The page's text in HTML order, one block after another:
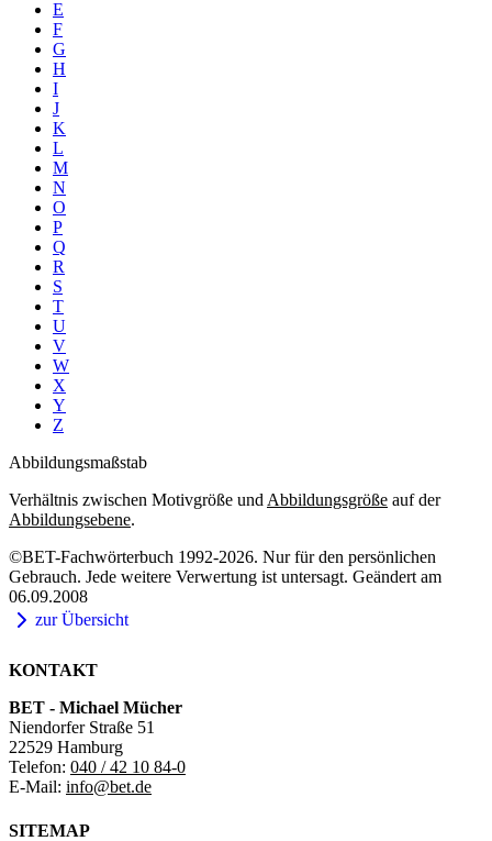
E
F
G
H
I
J
K
L
M
N
O
P
Q
R
S
T
U
V
W
X
Y
Z
Abbildungsmaßstab
Verhältnis zwischen Motivgröße und Abbildungsgröße auf der
Abbildungsebene.
©BET-Fachwörterbuch 1992-2026. Nur für den persönlichen
Gebrauch. Jede weitere Verwertung ist untersagt. Geändert am
06.09.2008
zur Übersicht
KONTAKT
BET - Michael Mücher
Niendorfer Straße 51
22529 Hamburg
Telefon: 040 / 42 10 84-0
E-Mail: info@bet.de
SITEMAP